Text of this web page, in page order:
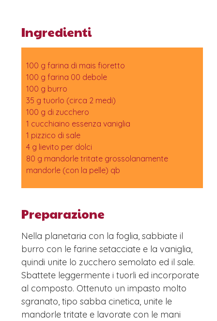
Ingredienti
100 g farina di mais fioretto
100 g farina 00 debole
100 g burro
35 g tuorlo (circa 2 medi)
100 g di zucchero
1 cucchiaino essenza vaniglia
1 pizzico di sale
4 g lievito per dolci
80 g mandorle tritate grossolanamente
mandorle (con la pelle) qb
Preparazione
Nella planetaria con la foglia, sabbiate il
burro con le farine setacciate e la vaniglia,
quindi unite lo zucchero semolato ed il sale.
Sbattete leggermente i tuorli ed incorporate
al composto. Ottenuto un impasto molto
sgranato, tipo sabba cinetica, unite le
mandorle tritate e lavorate con le mani